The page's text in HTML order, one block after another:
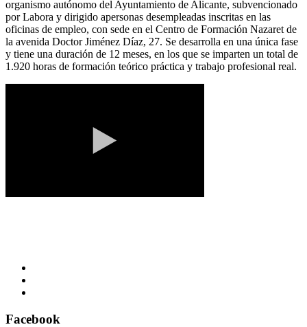
organismo autónomo del Ayuntamiento de Alicante, subvencionado
por Labora y dirigido apersonas desempleadas inscritas en las
oficinas de empleo, con sede en el Centro de Formación Nazaret de
la avenida Doctor Jiménez Díaz, 27. Se desarrolla en una única fase
y tiene una duración de 12 meses, en los que se imparten un total de
1.920 horas de formación teórico práctica y trabajo profesional real.
Facebook